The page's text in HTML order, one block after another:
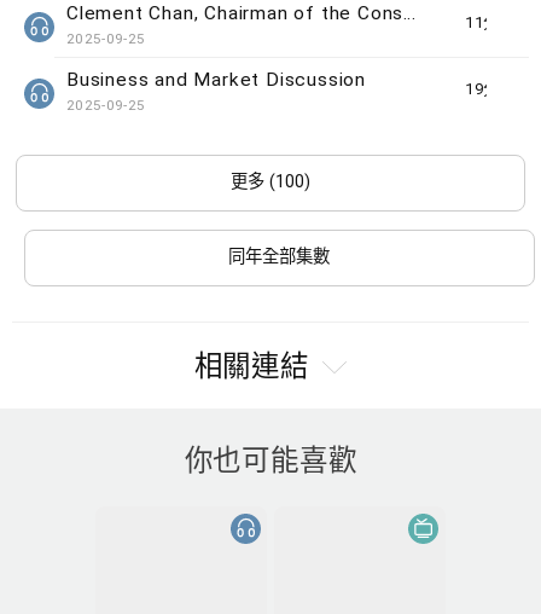
11分鐘
Clement Chan, Chairman of the Consumer Council
2025-09-25
19分鐘
Business and Market Discussion
2025-09-25
更多 (100)
同年全部集數
相關連結
你也可能喜歡